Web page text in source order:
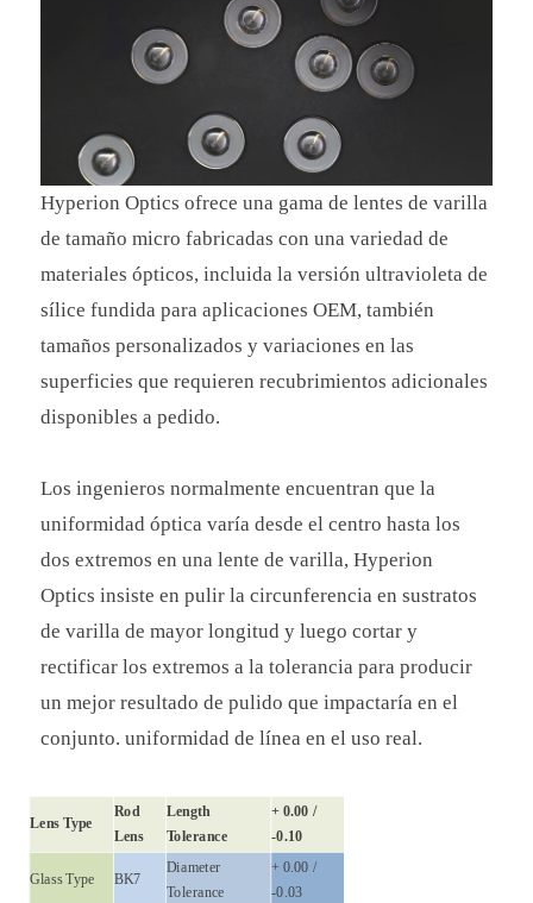
Hyperion Optics ofrece una gama de lentes de varilla
de tamaño micro fabricadas con una variedad de
materiales ópticos, incluida la versión ultravioleta de
sílice fundida para aplicaciones OEM, también
tamaños personalizados y variaciones en las
superficies que requieren recubrimientos adicionales
disponibles a pedido.
Los ingenieros normalmente encuentran que la
uniformidad óptica varía desde el centro hasta los
dos extremos en una lente de varilla, Hyperion
Optics insiste en pulir la circunferencia en sustratos
de varilla de mayor longitud y luego cortar y
rectificar los extremos a la tolerancia para producir
un mejor resultado de pulido que impactaría en el
conjunto. uniformidad de línea en el uso real.
Lens Type
Rod
Lens
Length
Tolerance
+ 0.00 /
-0.10
Glass Type BK7
Diameter
Tolerance
+ 0.00 /
-0.03